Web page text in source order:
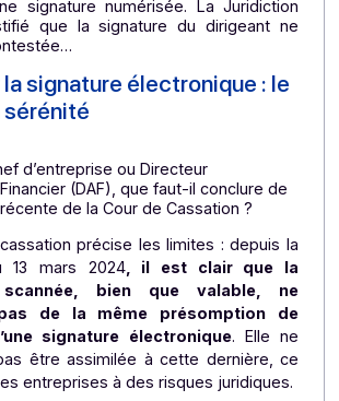
il est intéressant de noter
évolue. Comme le fait remarquer
Dubuis-Talayrach, avocate
en-Provence dans un article
Le Journal De l’Agence,
avait retenu la validité d’un
signature numérisée. La
que la signature du dirigeant
la signature électronique : le
sérénité
chef d’entreprise ou Directeur
Financier (DAF), que faut-il conclure de
récente de la Cour de Cassation ?